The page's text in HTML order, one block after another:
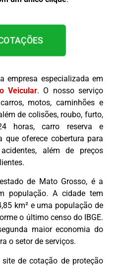
empresa especializada em
Veicular. O nosso serviço
motos, caminhões e
de colisões, roubo, furto,
horas, carro reserva e
que oferece cobertura para
além de preços
de Mato Grosso, é a
população. A cidade tem
km² e uma população de
o último censo do IBGE.
maior economia do
o setor de serviços.
de cotação de proteção